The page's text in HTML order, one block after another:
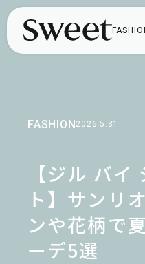
FASHION2026.5.31
【ジル バ
ト】サンリ
ンや花柄で
ーデ5選